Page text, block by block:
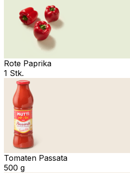
Rote Paprika
1 Stk.
Tomaten Passata
500 g